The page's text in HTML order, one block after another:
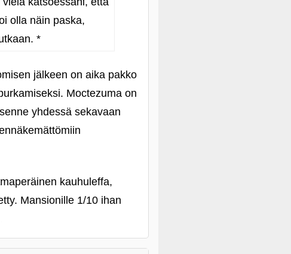
olla näin paska,
*
jälkeen on aika pakko
Moctezuma on
yhdessä sekavaan
kauhuleffa,
Mansionille 1/10 ihan